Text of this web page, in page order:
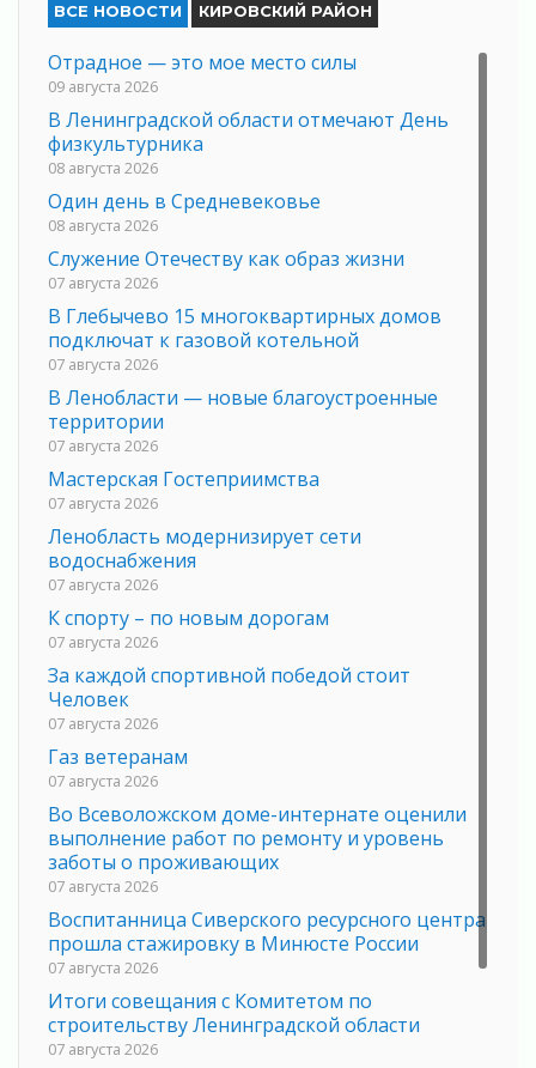
ВСЕ НОВОСТИ КИРОВСКИЙ РАЙОН
Отрадное — это мое место силы
09 августа 2026
В Ленинградской области отмечают День
физкультурника
08 августа 2026
Один день в Средневековье
08 августа 2026
Служение Отечеству как образ жизни
07 августа 2026
В Глебычево 15 многоквартирных домов
подключат к газовой котельной
07 августа 2026
В Ленобласти — новые благоустроенные
территории
07 августа 2026
Мастерская Гостеприимства
07 августа 2026
Ленобласть модернизирует сети
водоснабжения
07 августа 2026
К спорту – по новым дорогам
07 августа 2026
За каждой спортивной победой стоит
Человек
07 августа 2026
Газ ветеранам
07 августа 2026
Во Всеволожском доме-интернате оценили
выполнение работ по ремонту и уровень
заботы о проживающих
07 августа 2026
Воспитанница Сиверского ресурсного центра
прошла стажировку в Минюсте России
07 августа 2026
Итоги совещания с Комитетом по
строительству Ленинградской области
07 августа 2026